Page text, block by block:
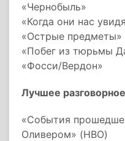
«Чернобыль»
«Когда они нас
«Острые предметы»
«Побег из тюрьмы
«Фосси/Вердон»
Лучшее
«События
Оливером» (HBO)